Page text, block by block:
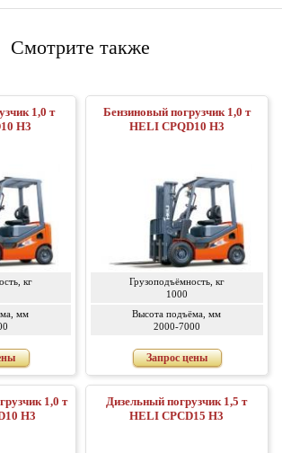
Смотрите также
1,0 т
H3
кг
мм
Бензиновый погрузчик 1,0 т
HELI CPQD10 H3
Грузоподъёмность, кг
1000
Высота подъёма, мм
2000-7000
Запрос цены
1,0 т
H3
Дизельный погрузчик 1,5 т
HELI CPСD15 H3